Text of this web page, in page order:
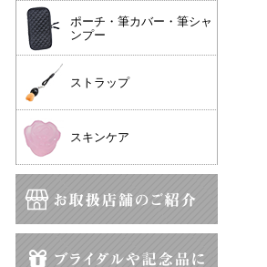
ポーチ・筆カバー・筆シャ
ンプー
ストラップ
スキンケア